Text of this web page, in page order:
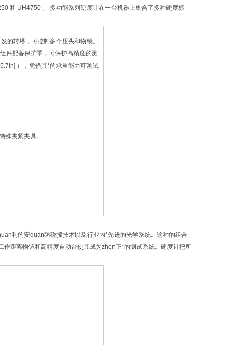
和 UH4750 。 多功能系列硬度计在一台机器上集合了多种硬度标
的转塔，可控制多个压头和物镜。
件配备保护罩，可保护高精度的测
），凭借其*的承重能力可测试
殊夹紧夹具。
利的安quan防碰撞技术以及行业内*先进的光学系统。这种的组合
距离物镜和高精度自动台使其成为zhen正*的测试系统。硬度计把所